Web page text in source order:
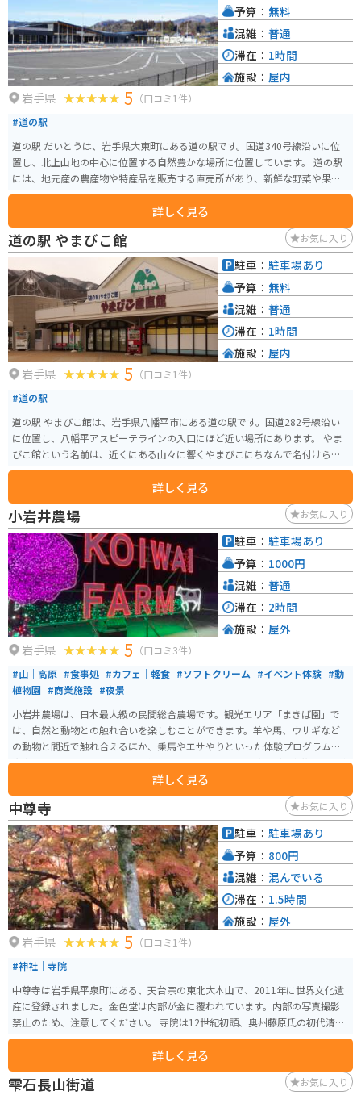
岩手県 5 （口コミ1件）
#道の駅
道の駅 だいとうは、岩手県大東町にある道の駅です。国道340号線沿いに位
置し、北上山地の中心に位置する自然豊かな場所に位置しています。 道の駅
には、地元産の農産物や特産品を販売する直売所があり、新鮮な野菜や果
物、山菜、きのこ、手作りの加工品など、地元の味が楽しめます。 大東町
は、岩手県内でも有数のそばの産地として知られており、道の駅でもそばを
使ったメニューが人気です。特産の「大東そば」は、香りが高くコシが強い
のが特徴で、そば好きにはぜひ味わっていただきたい一品です。また、地元
産の食材をふんだんに使った料理を提供するレストランもあり、郷土料理を
堪能することができます。 道の駅には、情報コーナーや休憩スペースも併設
されており、ドライブの休憩に最適です。周辺には、温泉やキャンプ場など
の観光スポットも点在しており、自然を満喫したい方にもおすすめです。 バ
イクで訪れる方は、道の駅の駐車場は広く、バイクも駐車しやすいので安心
です。周辺の道路は、山間部を走るワインディングロードで、景色も楽しめ
ます。ただし、冬季は積雪や路面凍結の恐れがあるので注意が必要です。 大
東町周辺の観光スポットとしては、岩手県指定天然記念物で樹齢約1,000年の
として栄えた「盛岡城跡公園」などがあります。 大東町の名産品としては、
先述の「大東そば」の他に、きのこや山菜、雑穀なども有名です。地元の食
材を使ったお土産も道の駅で購入できます。 自然豊かな大東町で、地元の味
覚や景色を楽しみながら、道の駅 だいとうでゆっくりと休憩してみてはいか
がでしょうか。
詳しく見る
予算： 無料
混雑： 普通
滞在： 1時間
施設： 屋内
道の駅 やまびこ館 お気に入り
岩手県 5 （口コミ1件）
#道の駅
道の駅 やまびこ館は、岩手県八幡平市にある道の駅です。国道282号線沿い
に位置し、八幡平アスピーテラインの入口にほど近い場所にあります。 やま
びこ館という名前は、近くにある山々に響くやまびこにちなんで名付けられ
ました。館内には、地元で採れた新鮮な野菜や山菜、きのこなどを販売する
農産物直売所や、八幡平市の特産品を販売するお土産コーナーがあります。
また、レストランでは、地元産の食材を使った郷土料理や麺類などを楽しむ
ことができます。 バイクで訪れる場合、駐車場は広く、休憩スペースもある
ので、ツーリングの休憩場所としても最適です。八幡平アスピーテライン
は、絶景のワインディングロードとして知られており、多くのライダーに人
気があります。周辺には、八幡平温泉郷や安比渓谷など、観光スポットも豊富
です。 やまびこ館で販売されている名産品としては、八幡平ポークを使った
ハムやソーセージ、地元産のりんごを使ったジュースなどが人気です。ま
た、レストランでは、八幡平ポークを使った豚丼や、地元産のきのこを使っ
たきのこ汁などがおすすめです。
詳しく見る
駐車： 駐車場あり
予算： 無料
混雑： 普通
滞在： 1時間
施設： 屋内
小岩井農場 お気に入り
岩手県 5 （口コミ3件）
#山｜高原 #食事処 #カフェ｜軽食 #ソフトクリーム #イベント体験 #動
植物園 #商業施設 #夜景
小岩井農場は、日本最大級の民間総合農場です。観光エリア「まきば園」で
は、自然と動物との触れ合いを楽しむことができます。羊や馬、ウサギなど
の動物と間近で触れ合えるほか、乗馬やエサやりといった体験プログラムも
充実しています。また、バター作りや農場野菜の収穫体験など、家族連れで楽
しめるアクティビティが豊富に用意されています。国の重要文化財にも指定
されており、畜産の歴史を知ることもできます。 園内には、ガイド付きツア
ーもあり、通常は立ち入ることができない生産現場や100年の森などを見学で
きます。特に、国の重要文化財に指定されている牛舎やサイロは必見です。農
場産の新鮮な食材を使った料理が堪能できるレストランやカフェがあり、こ
こでしか味わえないメニューが揃っています。岩手山を背景にした美しい景
色を楽しみながら、一日中ゆったりと過ごせるスポットです。
詳しく見る
駐車： 駐車場あり
予算： 1000円
混雑： 普通
滞在： 2時間
施設： 屋外
中尊寺 お気に入り
岩手県 5 （口コミ1件）
#神社｜寺院
中尊寺は岩手県平泉町にある、天台宗の東北大本山で、2011年に世界文化遺
産に登録されました。金色堂は内部が金に覆われています。内部の写真撮影
禁止のため、注意してください。 寺院は12世紀初頭、奥州藤原氏の初代清衡
公によって建立され、多宝塔や二階大堂など多くの堂塔が造営されました。
その目的は、前九年役・後三年役という長い戦乱で亡くなった人々の霊を慰
め、仏国土を建築することでした。 14世紀に堂塔の多くは焼失しましたが、
金色堂をはじめとする3000点以上の国宝や重要文化財が現存し、東日本随一
詳しく見る
駐車： 駐車場あり
予算： 800円
混雑： 混んでいる
滞在： 1.5時間
施設： 屋外
雫石長山街道 お気に入り